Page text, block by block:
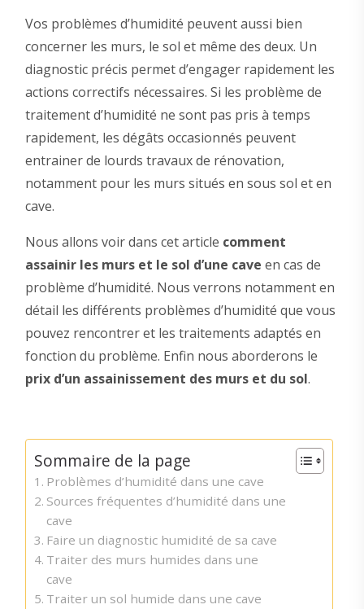
Vos problèmes d’humidité peuvent aussi bien
concerner les murs, le sol et même des deux. Un
diagnostic précis permet d’engager rapidement les
actions correctifs nécessaires. Si les problème de
traitement d’humidité ne sont pas pris à temps
rapidement, les dégâts occasionnés peuvent
entrainer de lourds travaux de rénovation,
notamment pour les murs situés en sous sol et en
cave.
Nous allons voir dans cet article comment
assainir les murs et le sol d’une cave en cas de
problème d’humidité. Nous verrons notamment en
détail les différents problèmes d’humidité que vous
pouvez rencontrer et les traitements adaptés en
fonction du problème. Enfin nous aborderons le
prix d’un assainissement des murs et du sol.
Sommaire de la page
Problèmes d’humidité dans une cave
Sources fréquentes d’humidité dans une
cave
Faire un diagnostic humidité de sa cave
Traiter des murs humides dans une
cave
Traiter un sol humide dans une cave